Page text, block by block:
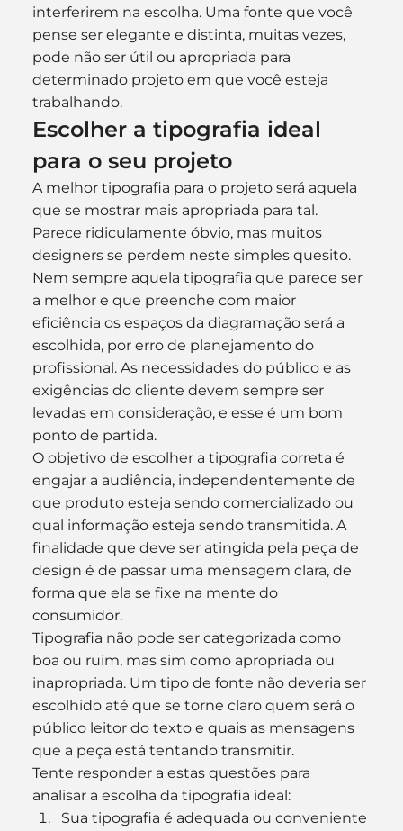
interferirem na escolha. Uma fonte que você
pense ser elegante e distinta, muitas vezes,
pode não ser útil ou apropriada para
determinado projeto em que você esteja
trabalhando.
Escolher a tipografia ideal
para o seu projeto
A melhor tipografia para o projeto será aquela
que se mostrar mais apropriada para tal.
Parece ridiculamente óbvio, mas muitos
designers se perdem neste simples quesito.
Nem sempre aquela tipografia que parece ser
a melhor e que preenche com maior
eficiência os espaços da diagramação será a
escolhida, por erro de planejamento do
profissional. As necessidades do público e as
exigências do cliente devem sempre ser
levadas em consideração, e esse é um bom
ponto de partida.
O objetivo de escolher a tipografia correta é
engajar a audiência, independentemente de
que produto esteja sendo comercializado ou
qual informação esteja sendo transmitida. A
finalidade que deve ser atingida pela peça de
design é de passar uma mensagem clara, de
forma que ela se fixe na mente do
consumidor.
Tipografia não pode ser categorizada como
boa ou ruim, mas sim como apropriada ou
inapropriada. Um tipo de fonte não deveria ser
escolhido até que se torne claro quem será o
público leitor do texto e quais as mensagens
que a peça está tentando transmitir.
Tente responder a estas questões para
analisar a escolha da tipografia ideal:
Sua tipografia é adequada ou conveniente